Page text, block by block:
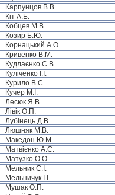
Карпунцов В.В.
Кіт А.Б.
Кобцев М.В.
Козир Б.Ю.
Корнацький А.О.
Кривенко В.М.
Кудлаєнко С.В.
Куліченко І.І.
Курило В.С.
Кучер М.І.
Лесюк Я.В.
Лівік О.П.
Лубінець Д.В.
Люшняк М.В.
Македон Ю.М.
Матвієнко А.С.
Матузко О.О.
Мельник С.І.
Мельничук І.І.
Мушак О.П.